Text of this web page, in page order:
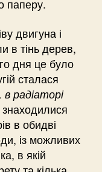
паперу.
двигуна і
в тінь дерев,
дня це було
сталася
в радіаторі
в обидві
із можливих
в якій